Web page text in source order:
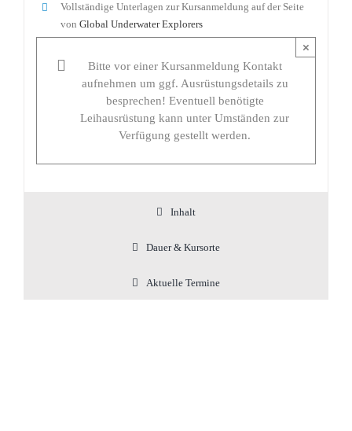
Vollständige Unterlagen zur Kursanmeldung auf der Seite
vonGlobal Underwater Explorers
Bitte vor einer Kursanmeldung Kontakt
aufnehmen um ggf. Ausrüstungsdetails zu
besprechen! Eventuell benötigte
Leihausrüstung kann unter Umständen zur
Verfügung gestellt werden.
×
Inhalt
Dauer & Kursorte
Aktuelle Termine